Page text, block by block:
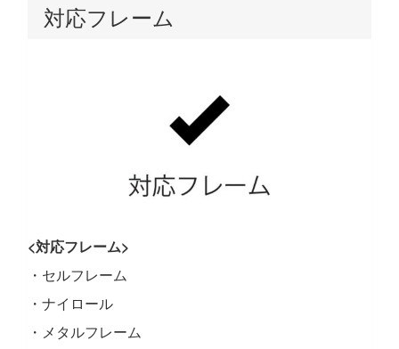
対応フレーム
<対応フレーム>
・セルフレーム
・ナイロール
・メタルフレーム